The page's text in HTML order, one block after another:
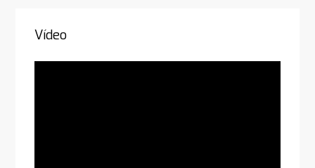
Vídeo